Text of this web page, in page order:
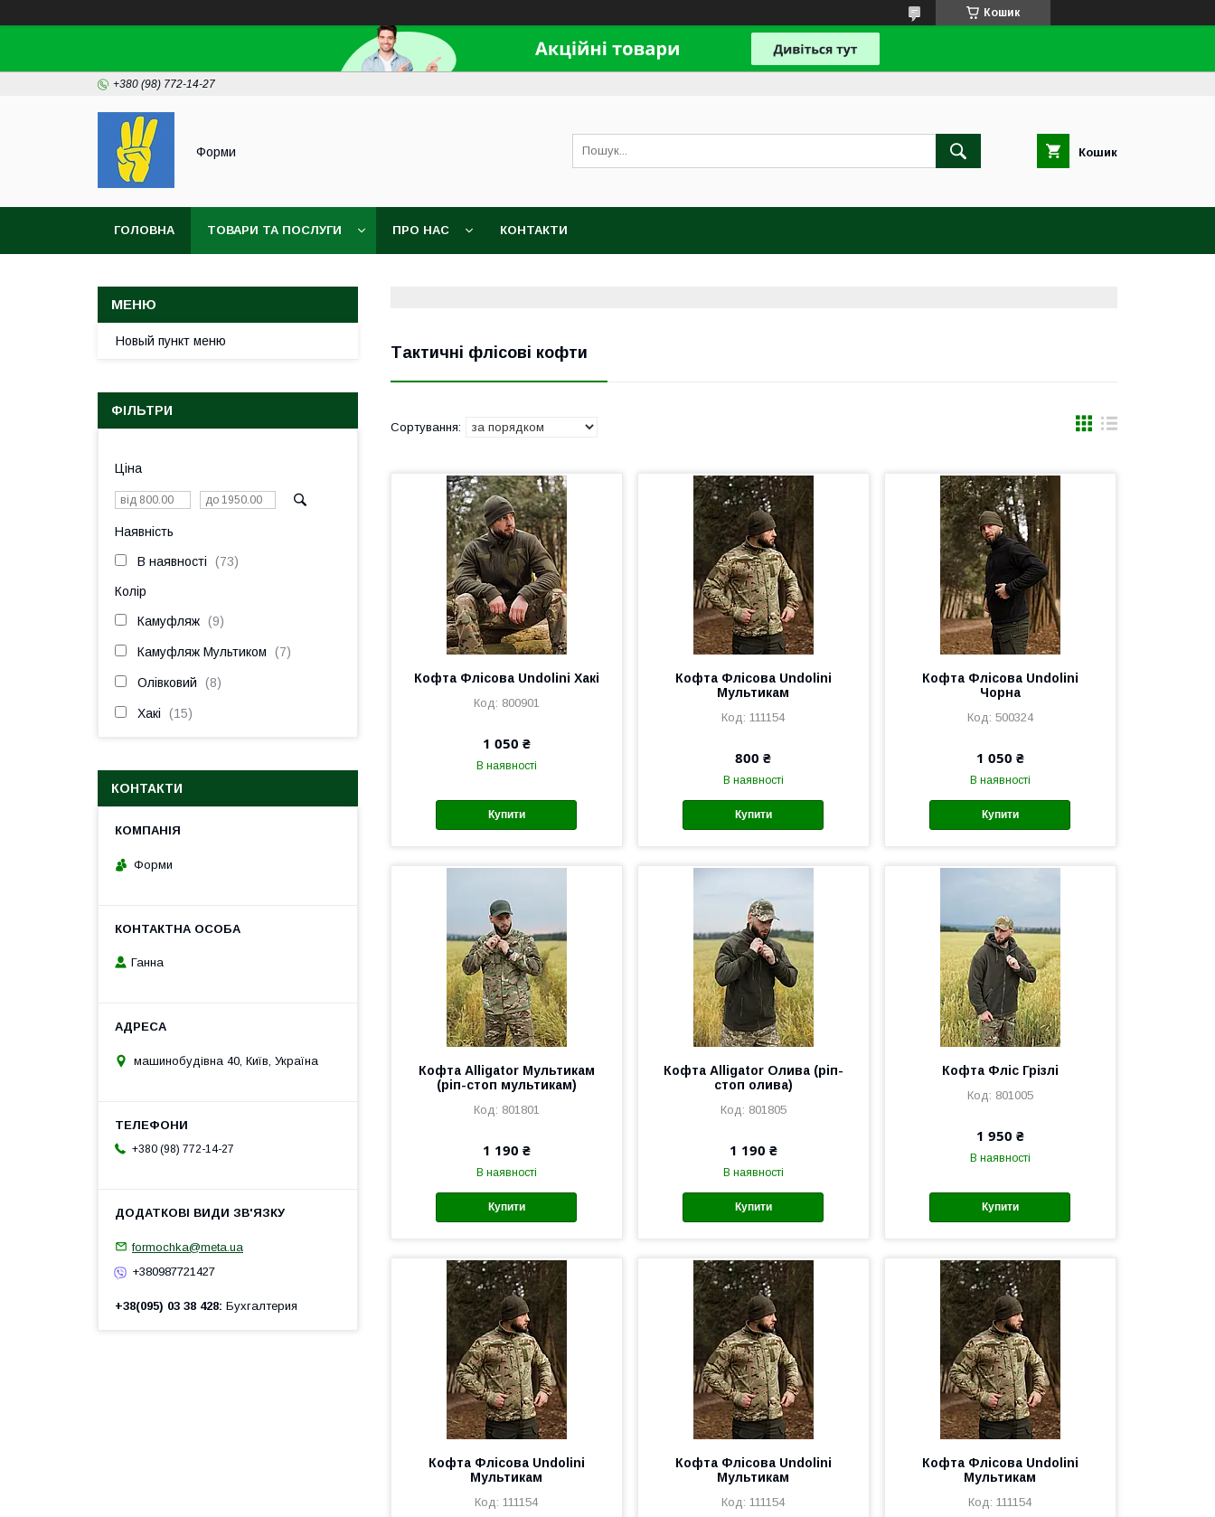
Кошик
+380 (98) 772-14-27
Форми Кошик
ГОЛОВНА ТОВАРИ ТА ПОСЛУГИ ПРО НАС КОНТАКТИ
Тактичні флісові кофти
Кофта Флісова Undolini Хакі
800901
1 050 ₴
В наявності
Купити
Кофта Флісова Undolini
Мультикам
111154
800 ₴
В наявності
Купити
Кофта Флісова Undolini
Чорна
500324
1 050 ₴
В наявності
Купити
Кофта Alligator Мультикам
(ріп-стоп мультикам)
801801
1 190 ₴
В наявності
Купити
Кофта Alligator Олива (ріп-
стоп олива)
801805
1 190 ₴
В наявності
Купити
Кофта Фліс Грізлі
801005
1 950 ₴
В наявності
Купити
Кофта Флісова Undolini
Мультикам
111154
Кофта Флісова Undolini
Мультикам
111154
Кофта Флісова Undolini
Мультикам
111154
Новый пункт меню
ФІЛЬТРИ
Ціна
Наявність
В наявності 73
Колір
Камуфляж 9
Камуфляж Мультиком 7
Олівковий 8
Хакі 15
КОНТАКТИ
Форми
Ганна
машинобудівна 40, Київ, Україна
+380 (98) 772-14-27
formochka@meta.ua
+380987721427
+38(095) 03 38 428 Бухгалтерия